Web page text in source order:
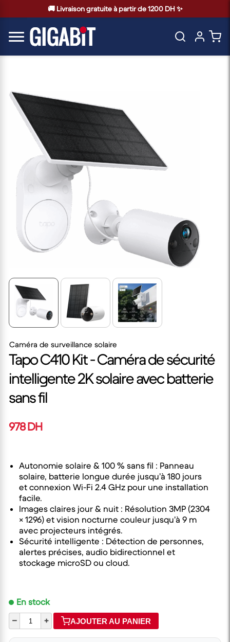
🚚 Livraison gratuite à partir de 1200 DH ✨
Caméra de surveillance solaire
Tapo C410 Kit - Caméra de sécurité
intelligente 2K solaire avec batterie
sans fil
978 DH
Autonomie solaire & 100 % sans fil : Panneau
solaire, batterie longue durée jusqu’à 180 jours
et connexion Wi-Fi 2.4 GHz pour une installation
facile.
Images claires jour & nuit : Résolution 3MP (2304
× 1296) et vision nocturne couleur jusqu’à 9 m
avec projecteurs intégrés.
Sécurité intelligente : Détection de personnes,
alertes précises, audio bidirectionnel et
stockage microSD ou cloud.
En stock
–
+ AJOUTER AU PANIER